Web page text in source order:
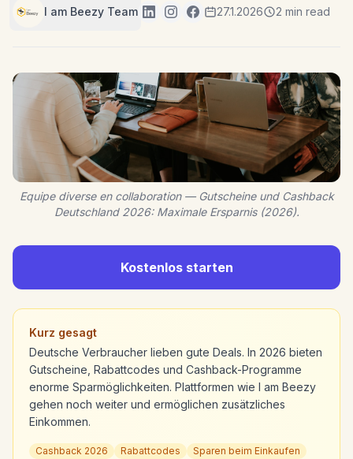
I am Beezy Team 27.1.2026 2 min read
Equipe diverse en collaboration — Gutscheine und Cashback
Deutschland 2026: Maximale Ersparnis (2026).
Kostenlos starten
Kurz gesagt
Deutsche Verbraucher lieben gute Deals. In 2026 bieten
Gutscheine, Rabattcodes und Cashback-Programme
enorme Sparmöglichkeiten. Plattformen wie I am Beezy
gehen noch weiter und ermöglichen zusätzliches
Einkommen.
Cashback 2026 Rabattcodes
Sparen beim Einkaufen